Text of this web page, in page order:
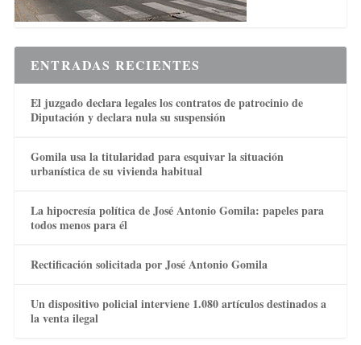
ENTRADAS RECIENTES
El juzgado declara legales los contratos de patrocinio de
Diputación y declara nula su suspensión
Gomila usa la titularidad para esquivar la situación
urbanística de su vivienda habitual
La hipocresía política de José Antonio Gomila: papeles para
todos menos para él
Rectificación solicitada por José Antonio Gomila
Un dispositivo policial interviene 1.080 artículos destinados a
la venta ilegal